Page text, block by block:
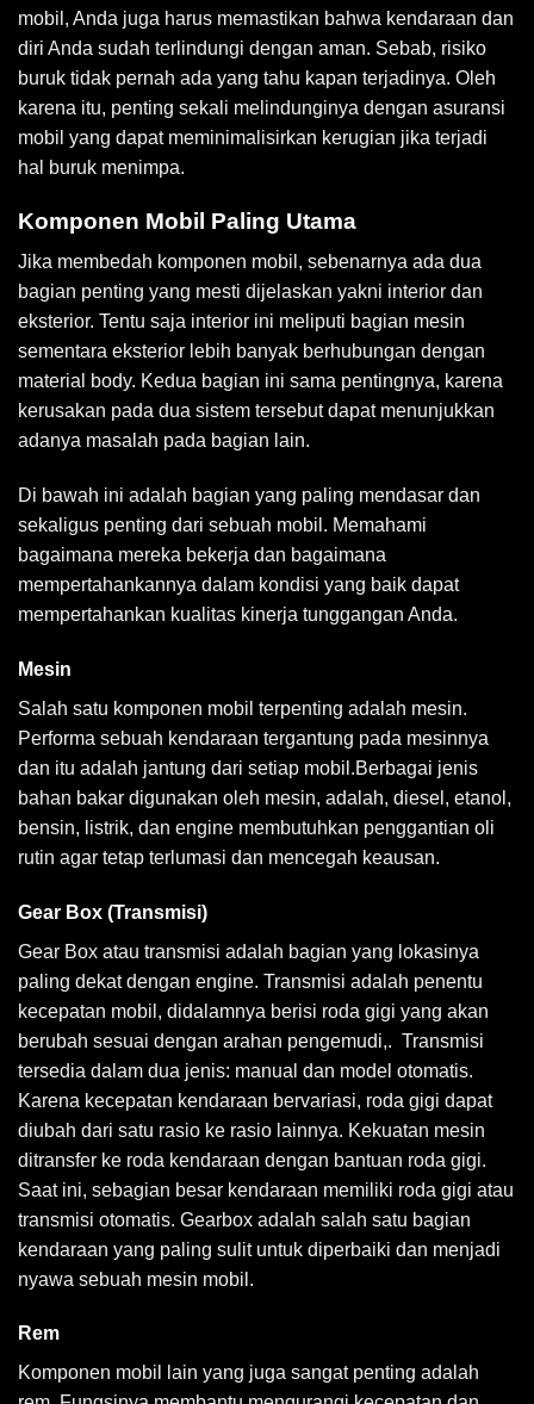
mobil, Anda juga harus memastikan bahwa kendaraan dan
diri Anda sudah terlindungi dengan aman. Sebab, risiko
buruk tidak pernah ada yang tahu kapan terjadinya. Oleh
karena itu, penting sekali melindunginya dengan asuransi
mobil yang dapat meminimalisirkan kerugian jika terjadi
hal buruk menimpa.
Komponen Mobil Paling Utama
Jika membedah komponen mobil, sebenarnya ada dua
bagian penting yang mesti dijelaskan yakni interior dan
eksterior. Tentu saja interior ini meliputi bagian mesin
sementara eksterior lebih banyak berhubungan dengan
material body. Kedua bagian ini sama pentingnya, karena
kerusakan pada dua sistem tersebut dapat menunjukkan
adanya masalah pada bagian lain.
Di bawah ini adalah bagian yang paling mendasar dan
sekaligus penting dari sebuah mobil. Memahami
bagaimana mereka bekerja dan bagaimana
mempertahankannya dalam kondisi yang baik dapat
mempertahankan kualitas kinerja tunggangan Anda.
Mesin
Salah satu komponen mobil terpenting adalah mesin.
Performa sebuah kendaraan tergantung pada mesinnya
dan itu adalah jantung dari setiap mobil.Berbagai jenis
bahan bakar digunakan oleh mesin, adalah, diesel, etanol,
bensin, listrik, dan engine membutuhkan penggantian oli
rutin agar tetap terlumasi dan mencegah keausan.
Gear Box (Transmisi)
Gear Box atau transmisi adalah bagian yang lokasinya
paling dekat dengan engine. Transmisi adalah penentu
kecepatan mobil, didalamnya berisi roda gigi yang akan
berubah sesuai dengan arahan pengemudi,. Transmisi
tersedia dalam dua jenis: manual dan model otomatis.
Karena kecepatan kendaraan bervariasi, roda gigi dapat
diubah dari satu rasio ke rasio lainnya. Kekuatan mesin
ditransfer ke roda kendaraan dengan bantuan roda gigi.
Saat ini, sebagian besar kendaraan memiliki roda gigi atau
transmisi otomatis. Gearbox adalah salah satu bagian
kendaraan yang paling sulit untuk diperbaiki dan menjadi
nyawa sebuah mesin mobil.
Rem
Komponen mobil lain yang juga sangat penting adalah